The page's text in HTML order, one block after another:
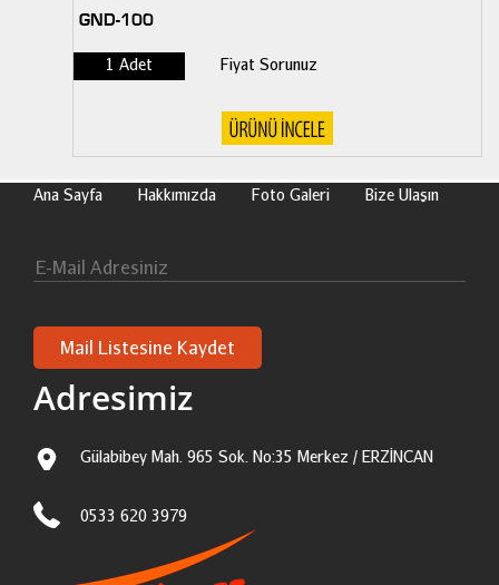
GND-100
1 Adet Fiyat Sorunuz
Ana Sayfa Hakkımızda Foto Galeri Bize Ulaşın
Adresimiz
Gülabibey Mah. 965 Sok. No:35 Merkez / ERZİNCAN
0533 620 3979